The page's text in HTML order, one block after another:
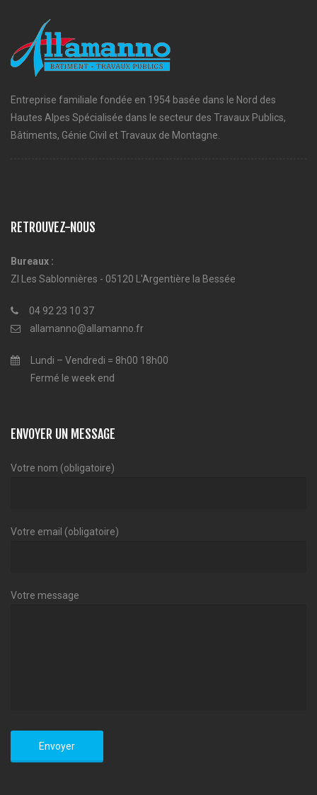
Entreprise familiale fondée en 1954 basée dans le Nord des
Hautes Alpes Spécialisée dans le secteur des Travaux Publics,
Bâtiments, Génie Civil et Travaux de Montagne.
RETROUVEZ-NOUS
Bureaux :
ZI Les Sablonnières - 05120 L'Argentière la Bessée
04 92 23 10 37
allamanno@allamanno.fr
Lundi – Vendredi = 8h00 18h00
Fermé le week end
ENVOYER UN MESSAGE
Votre nom (obligatoire)
Votre email (obligatoire)
Votre message